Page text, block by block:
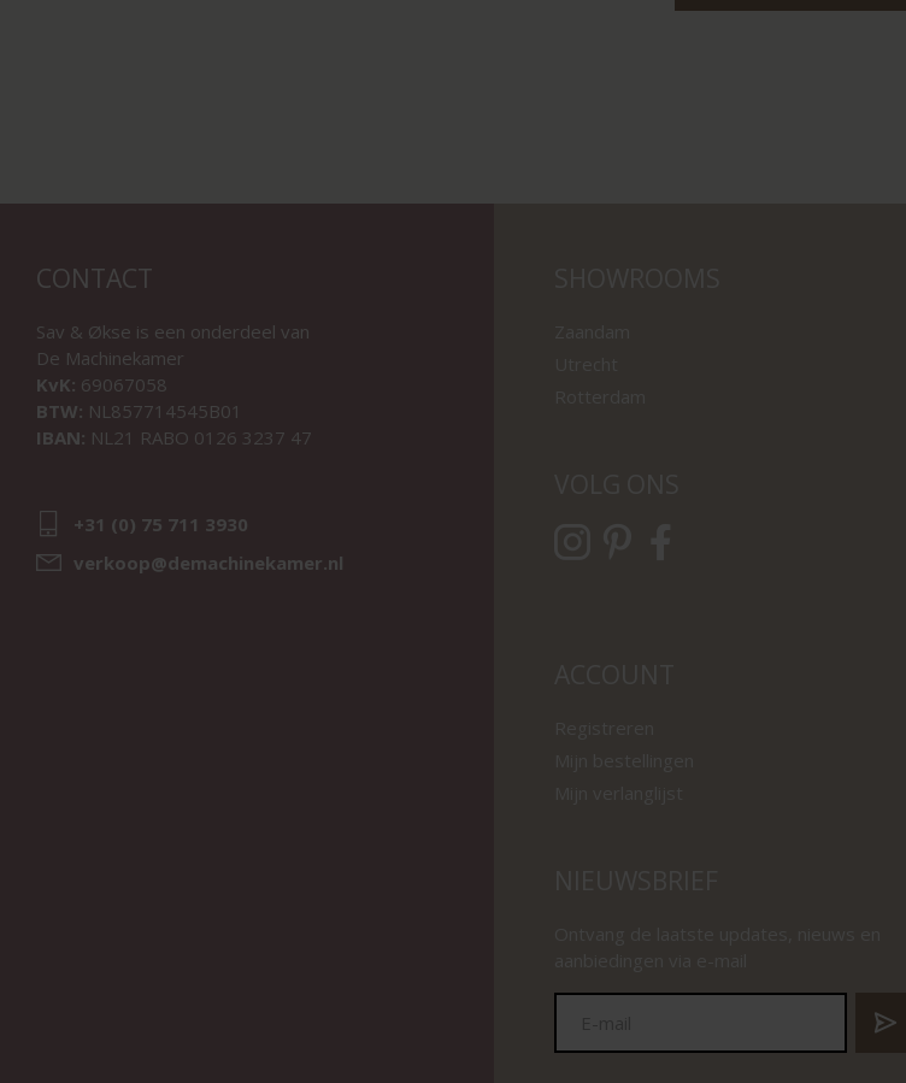
CONTACT
Sav & Økse is een onderdeel van
De Machinekamer
KvK: 69067058
BTW: NL857714545B01
IBAN: NL21 RABO 0126 3237 47
+31 (0) 75 711 3930
verkoop@demachinekamer.nl